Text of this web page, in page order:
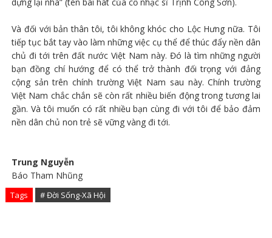
Và đối với bản thân tôi, tôi không khóc cho Lộc Hưng nữa. Tôi
tiếp tục bắt tay vào làm những việc cụ thể để thúc đẩy nền dân
chủ đi tới trên đất nước Việt Nam này. Đó là tìm những người
bạn đồng chí hướng để có thể trở thành đối trọng với đảng
cộng sản trên chính trường Việt Nam sau này. Chính trường
Việt Nam chắc chắn sẽ còn rất nhiều biến động trong tương lai
gần. Và tôi muốn có rất nhiều bạn cùng đi với tôi để bảo đảm
nền dân chủ non trẻ sẽ vững vàng đi tới.
Trung Nguyễn
Báo Tham Nhũng
Tags # Đời Sống-Xã Hội